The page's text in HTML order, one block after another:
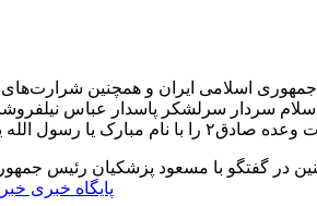
اسلامی ایران و همچنین شرارت‌های
سردار سرلشکر پاسدار عباس
پایگاه خبری